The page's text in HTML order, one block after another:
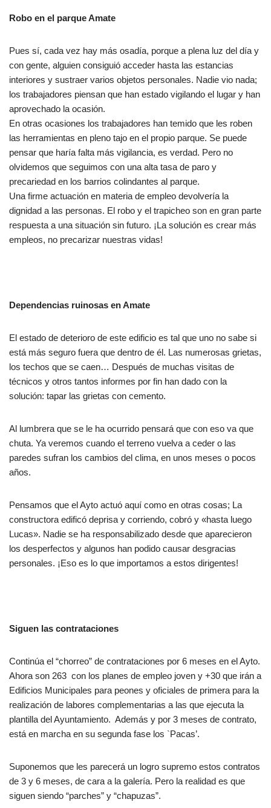
Robo en el parque Amate
Pues sí, cada vez hay más osadía, porque a plena luz del día y
con gente, alguien consiguió acceder hasta las estancias
interiores y sustraer varios objetos personales. Nadie vio nada;
los trabajadores piensan que han estado vigilando el lugar y han
aprovechado la ocasión.
En otras ocasiones los trabajadores han temido que les roben
las herramientas en pleno tajo en el propio parque. Se puede
pensar que haría falta más vigilancia, es verdad. Pero no
olvidemos que seguimos con una alta tasa de paro y
precariedad en los barrios colindantes al parque.
Una firme actuación en materia de empleo devolvería la
dignidad a las personas. El robo y el trapicheo son en gran parte
respuesta a una situación sin futuro. ¡La solución es crear más
empleos, no precarizar nuestras vidas!
Dependencias ruinosas en Amate
El estado de deterioro de este edificio es tal que uno no sabe si
está más seguro fuera que dentro de él. Las numerosas grietas,
los techos que se caen… Después de muchas visitas de
técnicos y otros tantos informes por fin han dado con la
solución: tapar las grietas con cemento.
Al lumbrera que se le ha ocurrido pensará que con eso va que
chuta. Ya veremos cuando el terreno vuelva a ceder o las
paredes sufran los cambios del clima, en unos meses o pocos
años.
Pensamos que el Ayto actuó aquí como en otras cosas; La
constructora edificó deprisa y corriendo, cobró y «hasta luego
Lucas». Nadie se ha responsabilizado desde que aparecieron
los desperfectos y algunos han podido causar desgracias
personales. ¡Eso es lo que importamos a estos dirigentes!
Siguen las contrataciones
Continúa el “chorreo” de contrataciones por 6 meses en el Ayto.
Ahora son 263 con los planes de empleo joven y +30 que irán a
Edificios Municipales para peones y oficiales de primera para la
realización de labores complementarias a las que ejecuta la
plantilla del Ayuntamiento. Además y por 3 meses de contrato,
está en marcha en su segunda fase los `Pacas’.
Suponemos que les parecerá un logro supremo estos contratos
de 3 y 6 meses, de cara a la galería. Pero la realidad es que
siguen siendo “parches” y “chapuzas”.